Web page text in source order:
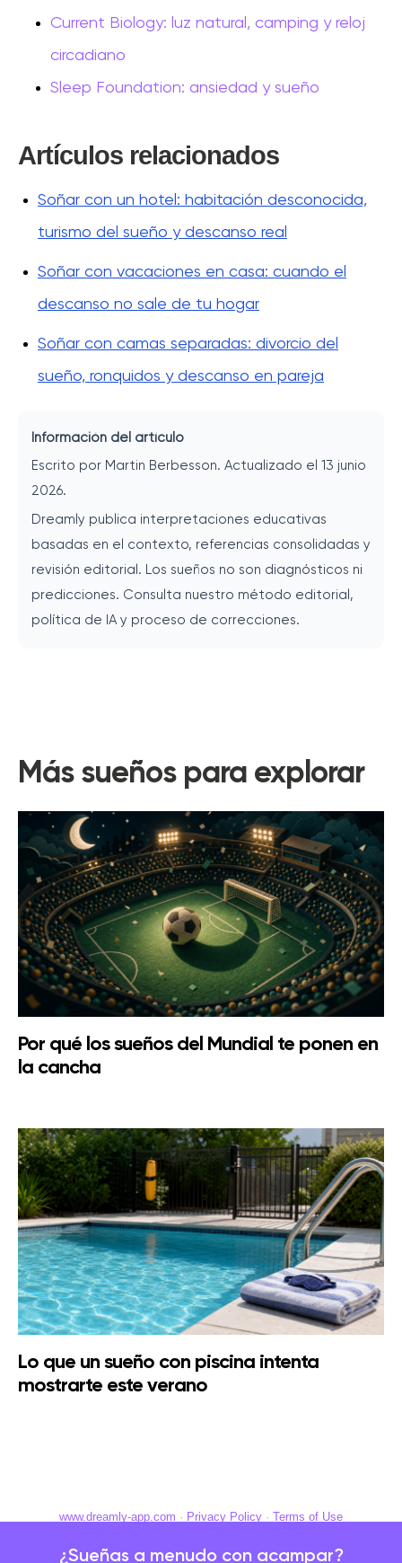
Current Biology: luz natural, camping y reloj
circadiano
Sleep Foundation: ansiedad y sueño
Artículos relacionados
Soñar con un hotel: habitación desconocida,
turismo del sueño y descanso real
Soñar con vacaciones en casa: cuando el
descanso no sale de tu hogar
Soñar con camas separadas: divorcio del
sueño, ronquidos y descanso en pareja
Información del artículo
Escrito por Martin Berbesson. Actualizado el 13 junio
2026.
Dreamly publica interpretaciones educativas
basadas en el contexto, referencias consolidadas y
revisión editorial. Los sueños no son diagnósticos ni
predicciones. Consulta nuestro método editorial,
política de IA y proceso de correcciones.
¿Sueñas a menudo con acampar?
Más sueños para explorar
Por qué los sueños del Mundial te ponen en
la cancha
Lo que un sueño con piscina intenta
mostrarte este verano
www.dreamly-app.com · Privacy Policy · Terms of Use